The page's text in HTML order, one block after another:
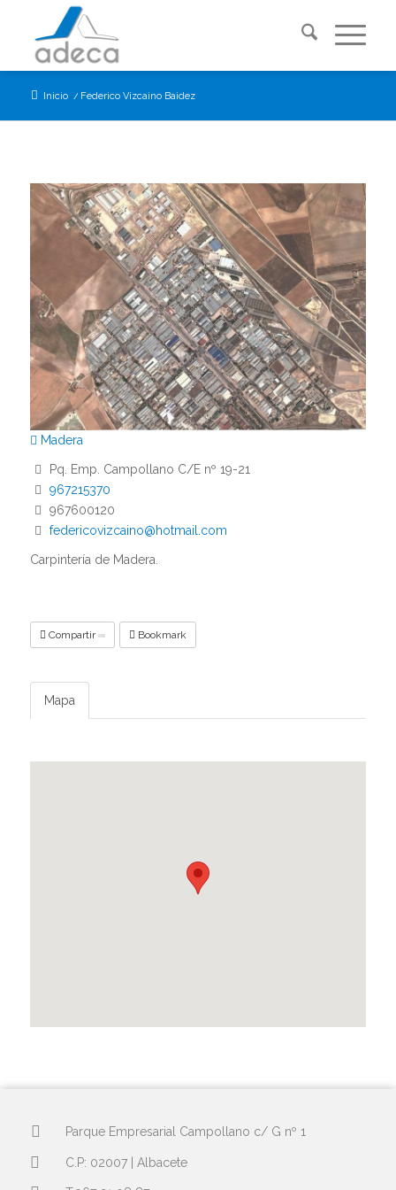
Inicio / Federico Vizcaino Baidez
Madera
Pq. Emp. Campollano C/E nº 19-21
967215370
967600120
federicovizcaino@hotmail.com
Carpintería de Madera.
Compartir Bookmark
Mapa
Parque Empresarial Campollano c/ G nº 1
C.P: 02007 | Albacete